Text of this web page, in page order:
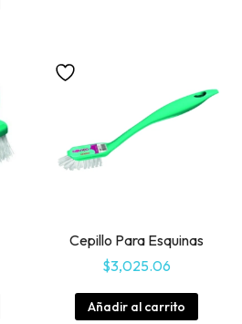
Cepillo Para Esquinas
$3,025.06
Añadir al carrito